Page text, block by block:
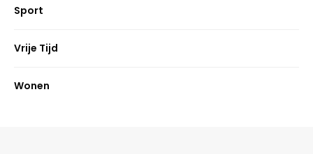
Sport
Vrije Tijd
Wonen